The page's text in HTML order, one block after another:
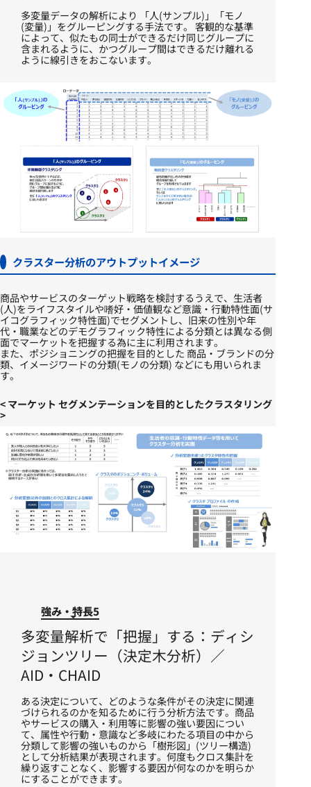
多変量データの解析により 「人(サンプル)」「モノ
(変量)」をグルーピングする手法です。​ 客観的な基準
によって、似たもの同士ができるだけ同じグループに
含まれるように、かつグループ間はできるだけ離れる
ように線引きをおこないます。​
クラスター分析のアウトプットイメージ
商品やサービスのターゲット戦略を検討するうえで、​生活者
(人)をライフスタイルや嗜好・価値観など意識・行動特性面(サ
イコグラフィック特性面)でセグメントし、​旧来の性別や年
代・職業などのデモグラフィック特性による分類とは異なる側
面でマーケットを把握する為に主に利用されます。​
また、ポジショニングの把握を目的とした 商品・ブランドの分
類、イメージワードの分類(モノの分類) などにも用いられま
す。​
< マーケット セグメンテーションを目的としたクラスタリング
>
強み・特長5
多変量解析で「把握」する：ディシ
ジョンツリー（決定木分析）／
AID・CHAID
ある決定について、どのような条件がその決定に関連
づけられるのかを知るために行う分析方法です。商品
やサービスの購入・利用等に影響の強い要因につい
て、属性や行動・意識など多岐にわたる項目の中から
分類して影響の強いものから「樹形図」(ツリー構造)
として分析結果が表現されます。何度もクロス集計を
繰り返すことなく、影響する要因が何なのかを明らか
にすることができます。​​​